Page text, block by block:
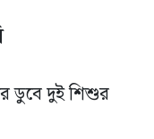
ডুবে দুই শিশুর